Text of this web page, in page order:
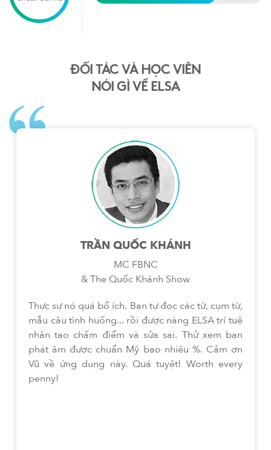
ĐỐI TÁC VÀ HỌC VIÊN
NÓI GÌ VỀ ELSA
TRẦN QUỐC KHÁNH
MC FBNC
& The Quốc Khánh Show
Thực sự nó quá bổ ích. Bạn tự đọc các từ, cụm từ,
mẫu câu tình huống... rồi được nàng ELSA trí tuệ
nhân tạo chấm điểm và sửa sai. Thử xem bạn
phát âm được chuẩn Mỹ bao nhiêu %. Cảm ơn
Vũ về ứng dụng này. Quá tuyệt! Worth every
penny!